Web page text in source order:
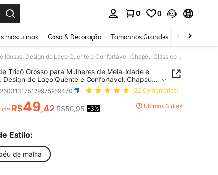
0 0
masculinas Casa & Decoração Tamanhos Grandes Joias e
Gorro de Tricô Grosso para Mulheres de Meia-Idade e Idosas, Design de Laço Quente e Confortável, Chapéu Clássico de Vovó para Uso Externo e Diário, Inverno, Feriado, Viagem
Tricô Grosso para Mulheres de Meia-Idade e
Design de Laço Quente e Confortável, Chapéu
de Vovó para Uso Externo e Diário, Inverno,
Viagem
(22 Comentários)
AND AVAILABILITY
deR$49,42 R$50,95 -3% Últimos 3 dias
Estilo:
de malha